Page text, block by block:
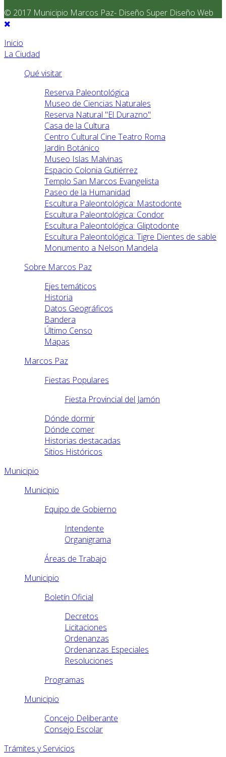
© 2017 Municipio Marcos Paz- Diseño Super Diseño Web
Inicio
La Ciudad
Qué visitar
Reserva Paleontológica
Museo de Ciencias Naturales
Reserva Natural "El Durazno"
Casa de la Cultura
Centro Cultural Cine Teatro Roma
Jardín Botánico
Museo Islas Malvinas
Espacio Colonia Gutiérrez
Templo San Marcos Evangelista
Paseo de la Humanidad
Escultura Paleontológica: Mastodonte
Escultura Paleontológica: Condor
Escultura Paleontológica: Gliptodonte
Escultura Paleontológica: Tigre Dientes de sable
Monumento a Nelson Mandela
Sobre Marcos Paz
Ejes temáticos
Historia
Datos Geográficos
Bandera
Último Censo
Mapas
Marcos Paz
Fiestas Populares
Fiesta Provincial del Jamón
Dónde dormir
Dónde comer
Historias destacadas
Sitios Históricos
Municipio
Municipio
Equipo de Gobierno
Intendente
Organigrama
Áreas de Trabajo
Municipio
Boletín Oficial
Decretos
Licitaciones
Ordenanzas
Ordenanzas Especiales
Resoluciones
Programas
Municipio
Concejo Deliberante
Consejo Escolar
Trámites y Servicios